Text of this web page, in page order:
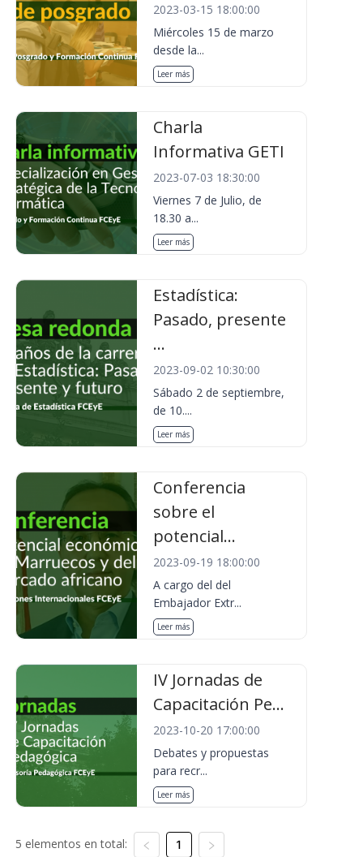
2023-03-15 18:00:00
Miércoles 15 de marzo
desde la...
Leer más
Charla
Informativa GETI
2023-07-03 18:30:00
Viernes 7 de Julio, de
18.30 a...
Leer más
Estadística:
Pasado, presente
...
2023-09-02 10:30:00
Sábado 2 de septiembre,
de 10....
Leer más
Conferencia
sobre el
potencial...
2023-09-19 18:00:00
A cargo del del
Embajador Extr...
Leer más
IV Jornadas de
Capacitación Pe...
2023-10-20 17:00:00
Debates y propuestas
para recr...
Leer más
5 elementos en total: 1